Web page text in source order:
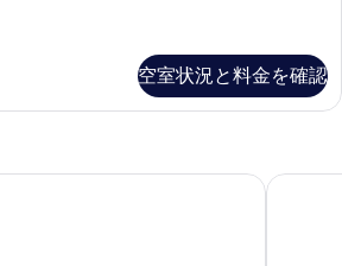
空室状況と料金を確認
ホテル